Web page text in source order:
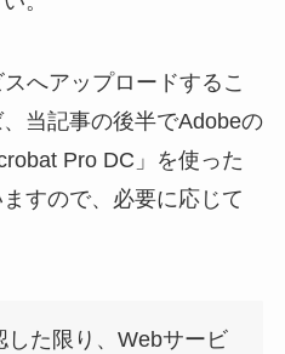
へアップロードするこ
当記事の後半でAdobeの
Pro DC」を使った
すので、必要に応じて
した限り、Webサービ